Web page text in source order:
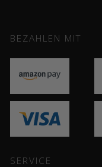
BEZAHLEN MIT
SERVICE